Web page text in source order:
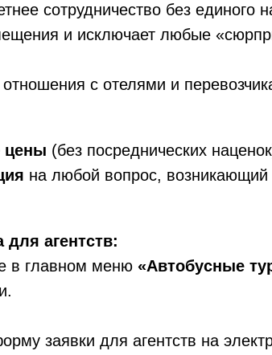
сотрудничество без единого
и исключает любые
с отелями и
цены (без посреднических
на любой вопрос, возникающий
для агентств:
в главном меню «Автобусные
заявки для агентств на